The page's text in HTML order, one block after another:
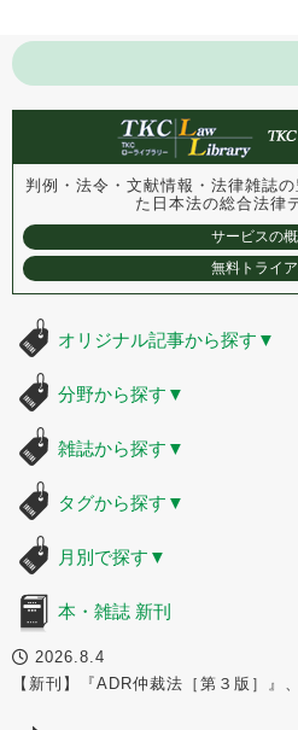
判例・法令・文献情報・法律雑誌
た 日本法の総合法律
サービスの
無料トライ
オリジナル記事から探す ▼
分野から探す ▼
雑誌から探す ▼
タグから探す ▼
月別で探す ▼
本・雑誌 新刊
2026.8.4
【新刊】『ADR仲裁法［第３版］』